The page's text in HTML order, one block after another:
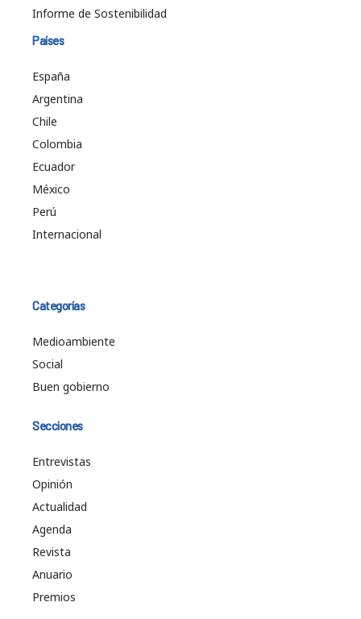
Informe de Sostenibilidad
Países
España
Argentina
Chile
Colombia
Ecuador
México
Perú
Internacional
Categorías
Medioambiente
Social
Buen gobierno
Secciones
Entrevistas
Opinión
Actualidad
Agenda
Revista
Anuario
Premios